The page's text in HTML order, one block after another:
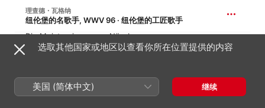
理查德・瓦格纳
纽伦堡的名歌手, WWV 96 · 纽伦堡的工匠歌手
Die Meistersinger von Nürnberg -
Walther "Am stillen Herd"
3:57
R. 瓦格納
选取其他国家或地区以查看你所在位置提供的内容
美国 (简体中文) 继续